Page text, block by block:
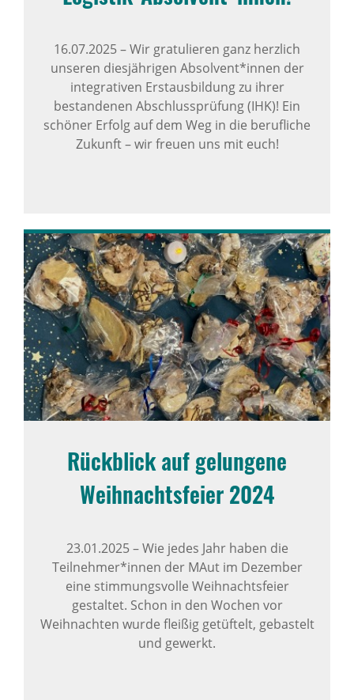
16.07.2025–Wir gratulieren ganz herzlich
unseren diesjährigen Absolvent*innen der
integrativen Erstausbildung zu ihrer
bestandenen Abschlussprüfung (IHK)! Ein
schöner Erfolg auf dem Weg in die berufliche
Zukunft – wir freuen uns mit euch!
Rück­blick auf gelun­gene
Weih­nachts­feier 2024
23.01.2025–Wie jedes Jahr haben die
Teilnehmer*innen der MAut im Dezember
eine stimmungsvolle Weihnachtsfeier
gestaltet. Schon in den Wochen vor
Weihnachten wurde fleißig getüftelt, gebastelt
und gewerkt.